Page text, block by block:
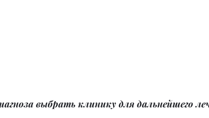
выбрать клинику для дальнейшего